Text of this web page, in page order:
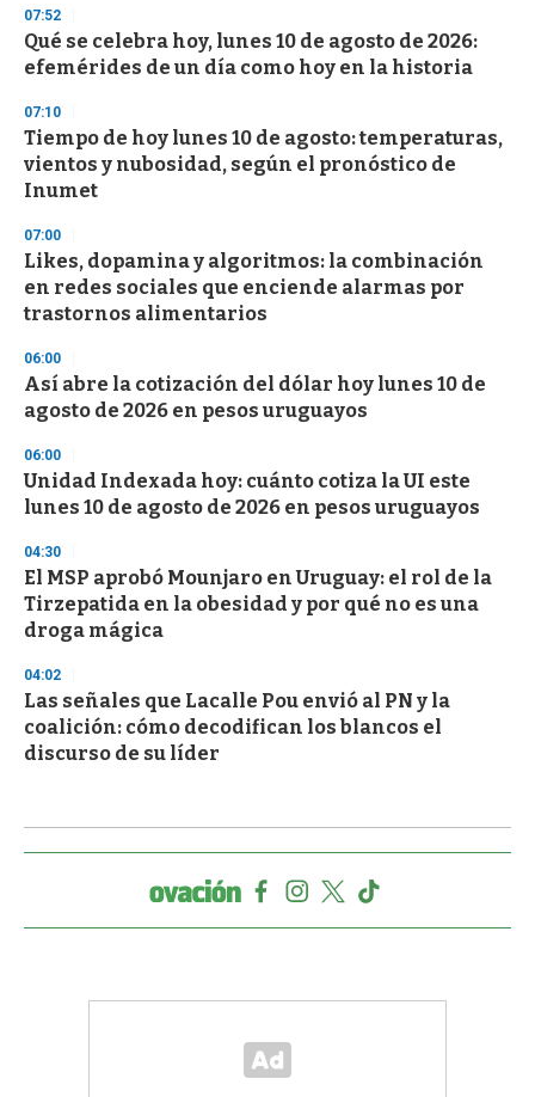
s
e
c
o
d
s
07:52
Qué se celebra hoy, lunes 10 de agosto de 2026:
efemérides de un día como hoy en la historia
07:10
Tiempo de hoy lunes 10 de agosto: temperaturas,
vientos y nubosidad, según el pronóstico de
Inumet
07:00
Likes, dopamina y algoritmos: la combinación
en redes sociales que enciende alarmas por
trastornos alimentarios
06:00
Así abre la cotización del dólar hoy lunes 10 de
agosto de 2026 en pesos uruguayos
06:00
Unidad Indexada hoy: cuánto cotiza la UI este
lunes 10 de agosto de 2026 en pesos uruguayos
04:30
El MSP aprobó Mounjaro en Uruguay: el rol de la
Tirzepatida en la obesidad y por qué no es una
droga mágica
04:02
Las señales que Lacalle Pou envió al PN y la
coalición: cómo decodifican los blancos el
discurso de su líder